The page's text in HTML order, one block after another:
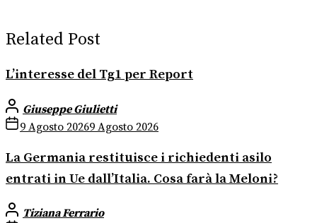
Related Post
L’interesse del Tg1 per Report
Giuseppe Giulietti
9 Agosto 20269 Agosto 2026
La Germania restituisce i richiedenti asilo
entrati in Ue dall’Italia. Cosa farà la Meloni?
Tiziana Ferrario